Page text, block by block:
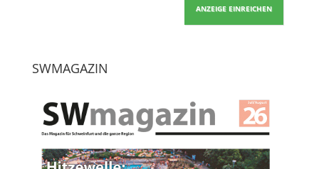
ANZEIGE EINREICHEN
SWMAGAZIN